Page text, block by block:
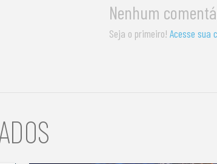
Nenhum
Seja o primeiro!Acesse sua